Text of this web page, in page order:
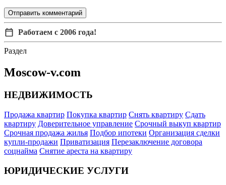
Отправить комментарий
Работаем с 2006 года!
Раздел
Moscow-v.com
НЕДВИЖИМОСТЬ
Продажа квартир Покупка квартир Снять квартиру Сдать
квартиру Доверительное управление Срочный выкуп квартир
Срочная продажа жилья Подбор ипотеки Организация сделки
купли-продажи Приватизация Перезаключение договора
соцнайма Снятие ареста на квартиру
ЮРИДИЧЕСКИЕ УСЛУГИ